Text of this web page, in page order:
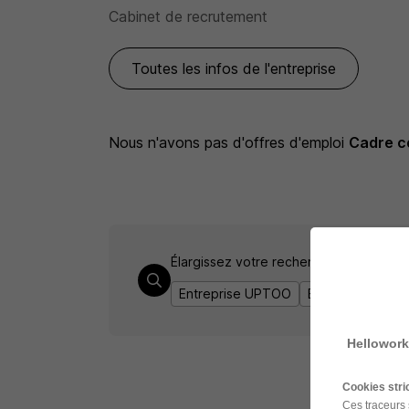
Cabinet de recrutement
Toutes les infos de l'entreprise
Nous n'avons pas d'offres d'emploi Cadre
Élargissez votre recherche de
Entreprise UPTOO Emploi Cadre
Cookies
Ces traceurs